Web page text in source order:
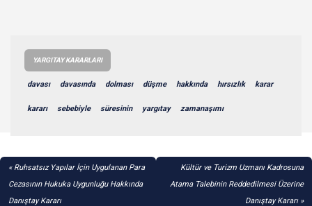
YARGITAY KARARLARI
davası davasında dolması düşme hakkında hırsızlık karar
kararı sebebiyle süresinin yargıtay zamanaşımı
YAZI
GEZINMESI
Ruhsatsız Yapılar İçin Uygulanan Para
Cezasının Hukuka Uygunluğu Hakkında
Danıştay Kararı
Kültür ve Turizm Uzmanı Kadrosuna
Atama Talebinin Reddedilmesi Üzerine
Danıştay Kararı